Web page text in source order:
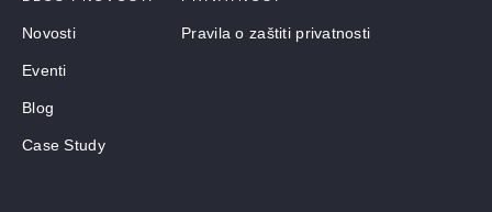
Novosti
Eventi
Blog
Case Study
Pravila o zaštiti privatnosti